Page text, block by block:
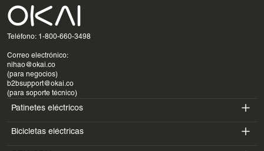
Teléfono: 1-800-660-3498
Correo electrónico:
nihao@okai.co
(para negocios)
b2bsupport@okai.co
(para soporte técnico)
Patinetes eléctricos
ES400A
Bicicletas eléctricas